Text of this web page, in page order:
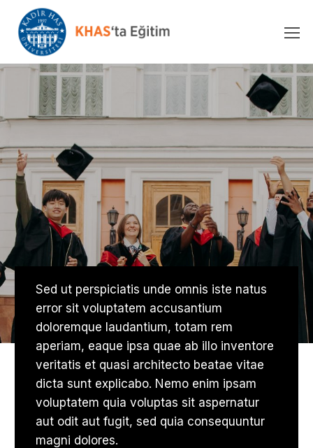
Sed ut perspiciatis unde omnis iste natus
error sit voluptatem accusantium
doloremque laudantium, totam rem
aperiam, eaque ipsa quae ab illo inventore
veritatis et quasi architecto beatae vitae
dicta sunt explicabo. Nemo enim ipsam
voluptatem quia voluptas sit aspernatur
aut odit aut fugit, sed quia consequuntur
magni dolores.